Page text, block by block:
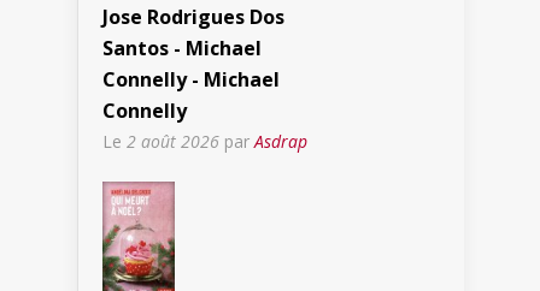
Jose Rodrigues Dos
Santos - Michael
Connelly - Michael
Connelly
Le 2 août 2026 parAsdrap